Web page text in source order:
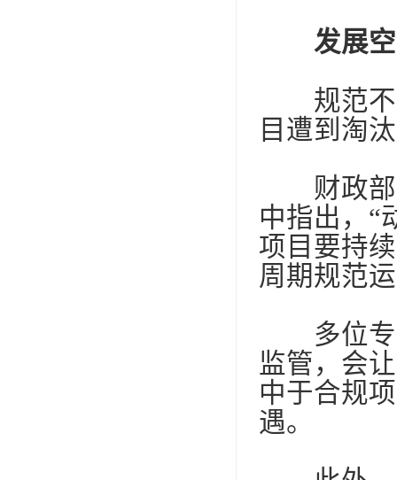
发展
规范不
目遭到淘
财政部
中指出，“
项目要持
周期规范
多位专
监管，会
中于合规
遇。